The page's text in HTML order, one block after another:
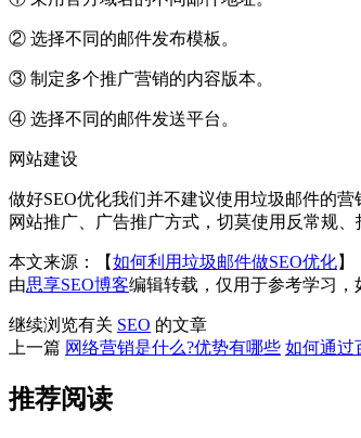
② 选择不同的邮件发布模板。
③ 制定多个推广营销的内容版本。
④ 选择不同的邮件发送平台。
网站建设
做好SEO优化我们并不建议使用垃圾邮件的
网站推广、广告推广方式，切莫使用反常规、
本文来源：【如何利用垃圾邮件做SEO优化】
由思享SEO博客编辑转载，仅用于参考学习，
继续浏览有关 SEO 的文章
上一篇 网络营销是什么?优势有哪些 如何通过
推荐阅读